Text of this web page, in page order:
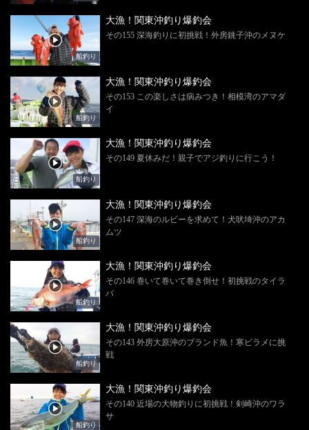
船釣り
大漁！関東沖釣り爆釣会
その155 深海釣りに初挑戦！外房銚子沖のメヌケ
船釣り
大漁！関東沖釣り爆釣会
その153 この楽しさは病みつき！相模湾のアマダ
イ
船釣り
大漁！関東沖釣り爆釣会
その149 夏休みだ！親子でアジ釣りに行こう！
船釣り
大漁！関東沖釣り爆釣会
その147 深海のルビーを求めて！犬吠埼沖のアカ
ムツ
船釣り
大漁！関東沖釣り爆釣会
その146 巻いて巻いて巻き倒せ！初挑戦のタイラ
バ
船釣り
大漁！関東沖釣り爆釣会
その143 外房大原沖のブランド魚！寒ビラメに挑
戦
船釣り
大漁！関東沖釣り爆釣会
その140 近場の大物釣りに初挑戦！剣崎沖のワラ
サ